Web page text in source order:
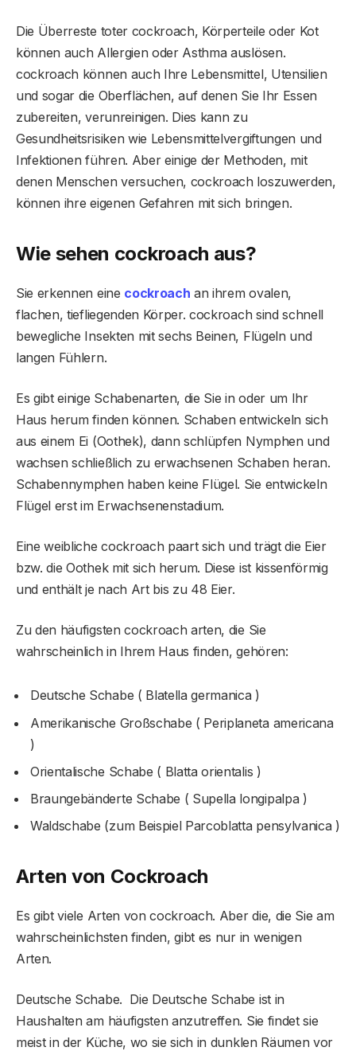
Die Überreste toter cockroach, Körperteile oder Kot
können auch Allergien oder Asthma auslösen.
cockroach können auch Ihre Lebensmittel, Utensilien
und sogar die Oberflächen, auf denen Sie Ihr Essen
zubereiten, verunreinigen. Dies kann zu
Gesundheitsrisiken wie Lebensmittelvergiftungen und
Infektionen führen. Aber einige der Methoden, mit
denen Menschen versuchen, cockroach loszuwerden,
können ihre eigenen Gefahren mit sich bringen.
Wie sehen cockroach aus?
Sie erkennen eine cockroach an ihrem ovalen,
flachen, tiefliegenden Körper. cockroach sind schnell
bewegliche Insekten mit sechs Beinen, Flügeln und
langen Fühlern.
Es gibt einige Schabenarten, die Sie in oder um Ihr
Haus herum finden können. Schaben entwickeln sich
aus einem Ei (Oothek), dann schlüpfen Nymphen und
wachsen schließlich zu erwachsenen Schaben heran.
Schabennymphen haben keine Flügel. Sie entwickeln
Flügel erst im Erwachsenenstadium.
Eine weibliche cockroach paart sich und trägt die Eier
bzw. die Oothek mit sich herum. Diese ist kissenförmig
und enthält je nach Art bis zu 48 Eier.
Zu den häufigsten cockroach arten, die Sie
wahrscheinlich in Ihrem Haus finden, gehören:
Deutsche Schabe ( Blatella germanica )
Amerikanische Großschabe ( Periplaneta americana
)
Orientalische Schabe ( Blatta orientalis )
Braungebänderte Schabe ( Supella longipalpa )
Waldschabe (zum Beispiel Parcoblatta pensylvanica )
Arten von Cockroach
Es gibt viele Arten von cockroach. Aber die, die Sie am
wahrscheinlichsten finden, gibt es nur in wenigen
Arten.
Deutsche Schabe. Die Deutsche Schabe ist in
Haushalten am häufigsten anzutreffen. Sie findet sie
meist in der Küche, wo sie sich in dunklen Räumen vor